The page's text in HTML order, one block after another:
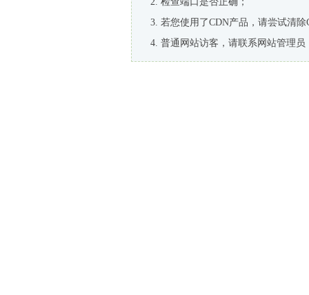
若您使用了CDN产品，请尝试清除
普通网站访客，请联系网站管理员